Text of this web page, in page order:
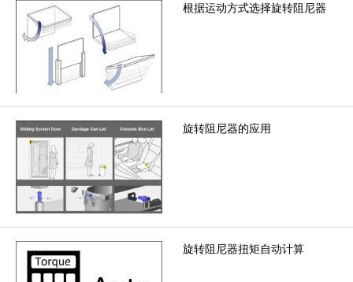
根据运动方式选择旋转阻尼器
旋转阻尼器的应用
旋转阻尼器扭矩自动计算